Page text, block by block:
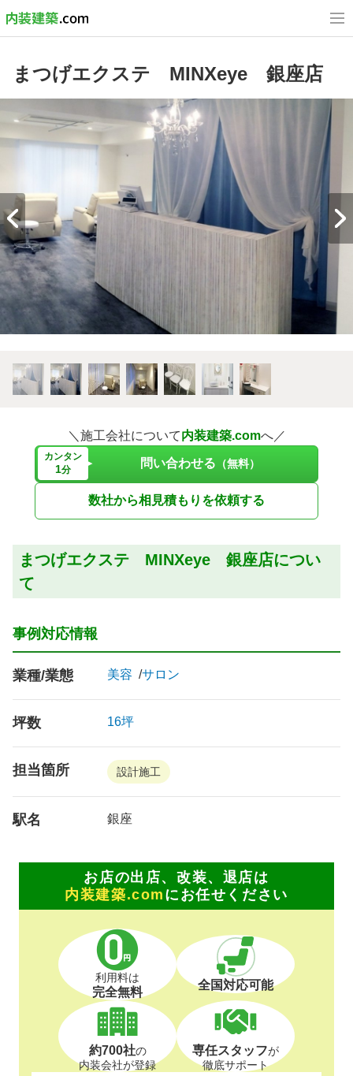
まつげエクステ MINXeye 銀座店
＼施工会社について内装建築.comへ／
カンタン
1分 問い合わせる （無料）
数社から相見積もりを依頼する
まつげエクステ MINXeye 銀座店につい
て
事例対応情報
業種/業態 美容 サロン
坪数 16坪
担当箇所 設計施工
駅名 銀座
お店の出店、改装、退店は
内装建築.com にお任せください
利用料は
完全無料 全国対応可能
約700社の
内装会社が登録
専任スタッフが
徹底サポート